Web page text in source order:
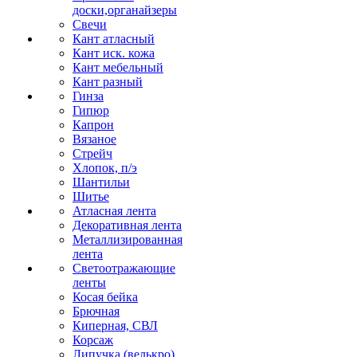
доски,органайзеры
Свечи
Кант атласный
Кант иск. кожа
Кант мебельный
Кант разный
Гинза
Гипюр
Капрон
Вязаное
Стрейч
Хлопок, п/э
Шантильи
Шитье
Атласная лента
Декоративная лента
Металлизированная
лента
Светоотражающие
ленты
Косая бейка
Брючная
Киперная, СВЛ
Корсаж
Липучка (велькро)